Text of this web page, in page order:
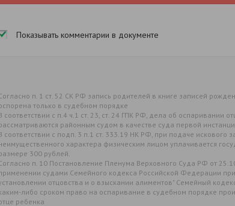
Показывать комментарии в документе
п. 1 ст. 52 СК РФ запись родителей в книге записей
только в судебном порядке
соответствии с п.4 ч.1 ст. 23, ст. 24 ГПК РФ, дела об оспаривании
районным судом в качестве суда первой
соответствии с подп. 3 п.1 ст. 333.19 НК РФ, при подаче искового
характера физическим лицом уплачивается
300 рублей.
п. 10 Постановление Пленума Верховного Суда РФ от
судами Семейного кодекса Российской Федерации
отцовства и о взыскании алиментов" Семейный
либо сроком право на оспаривание в судебном порядке
ребенка